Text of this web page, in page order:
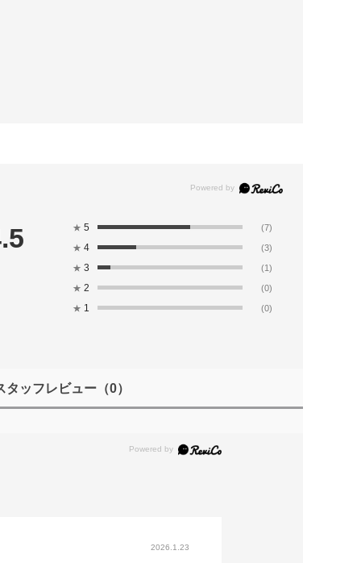
★ 5 (7)
★ 4 (3)
★ 3 (1)
★ 2 (0)
★ 1 (0)
タッフレビュー（0）
2026.1.23